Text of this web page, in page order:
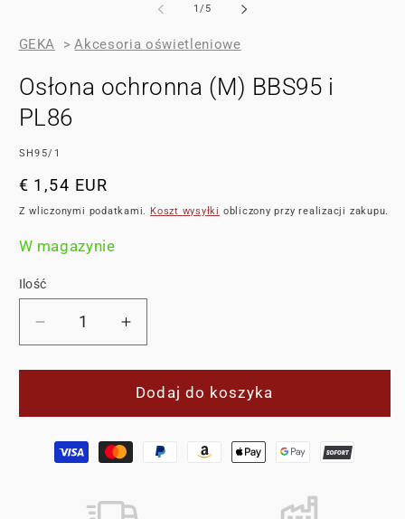
1/z5
GEKA > Akcesoria oświetleniowe
Osłona ochronna (M) BBS95 i
PL86
SKU:
SH95/1
Cena
regularna
€ 1,54 EUR
Z wliczonymi podatkami. Koszt wysyłki obliczony przy realizacji zakupu.
W magazynie
Ilość
Zmniejsz
ilość
dla
ochronna
BBS95
Zwiększ
ilość
dla
Osłona
ochronna
BBS95
Dodaj do koszyka
Metody